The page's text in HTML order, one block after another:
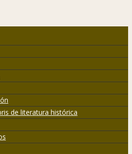
de literatura histórica